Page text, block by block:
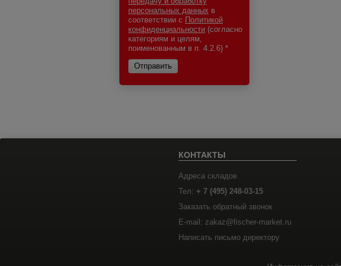
персональных данных в
соответствии с Политикой
конфиденциальности (согласно
категориям и целям,
поименованным в п. 4.2.6) *
Отправить
КОНТАКТЫ
Адреса складов
Тел: + 7 (495) 248-03-15
Заказать обратный звонок
E-mail: zakaz@fischer-market.ru
Написать письмо директору